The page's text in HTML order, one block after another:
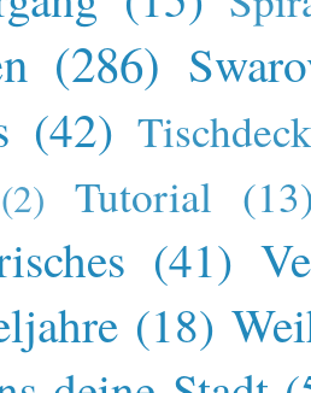
(286)
(42)
(2) Tutorial
(41)
(18)